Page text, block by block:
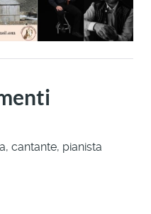
cantante, pianista